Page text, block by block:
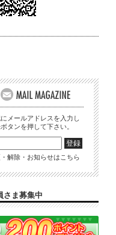
メールアドレスを入力し
タンを押して下さい。
解除・お知らせはこちら
さま募集中